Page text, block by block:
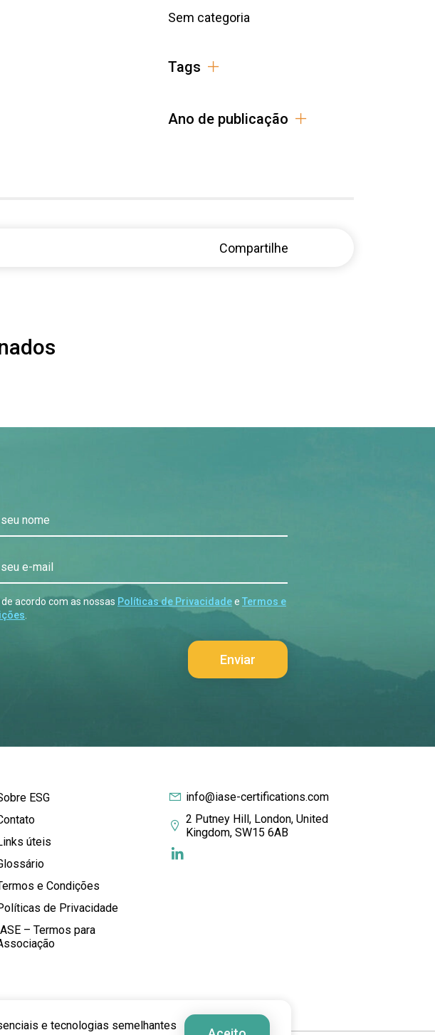
Sem categoria
Tags
Ano de publicação
Compartilhe
nome
e-mail
de acordo com as nossas Políticas de Privacidadee Termos e
info@iase-certifications.com
2 Putney Hill, London, United
Kingdom, SW15 6AB
ESG
úteis
e Condições
de Privacidade
– Termos para
e tecnologias semelhantes